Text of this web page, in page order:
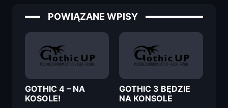
POWIĄZANE WPISY
GOTHIC 4 – NA
KOSOLE!
GOTHIC 3 BĘDZIE
NA KONSOLE